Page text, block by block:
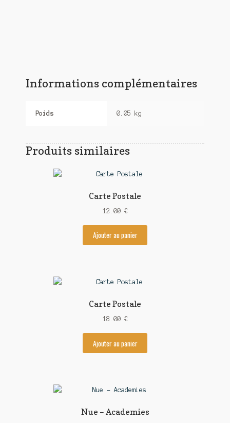
Informations complémentaires
Poids 0.05 kg
Produits similaires
Carte Postale
12.00 €
Ajouter au panier
Carte Postale
18.00 €
Ajouter au panier
Nue – Academies